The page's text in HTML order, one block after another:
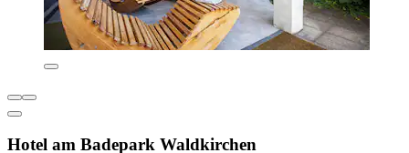
Hotel am Badepark Waldkirchen